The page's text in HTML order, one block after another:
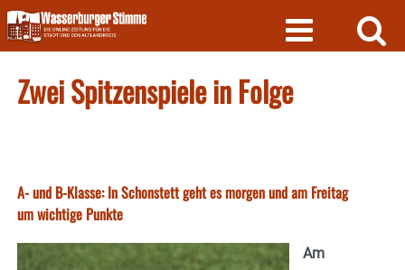
Skip
to
content
Zwei Spitzenspiele in Folge
A- und B-Klasse: In Schonstett geht es morgen und am Freitag
um wichtige Punkte
Am